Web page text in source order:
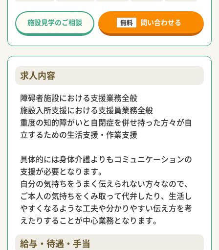
無料 問い合わせる
施設見学のご相談
求人内容
障碍者施設における支援業務全般
施設入所支援における支援員業務全般
重度の知的障がいと自閉症を併せ持った方々が自
立するための生活支援・作業支援
具体的には身体介護よりもコミュニケーションの
支援が必要となります。
自分の気持ちをうまく伝えられない方々なので、
ご本人の気持ちをくみ取って代弁したり、生活し
やすくなるような工夫や分かりやすい伝え方を考
えたりすることが中心業務となります。
給与・待遇・手当